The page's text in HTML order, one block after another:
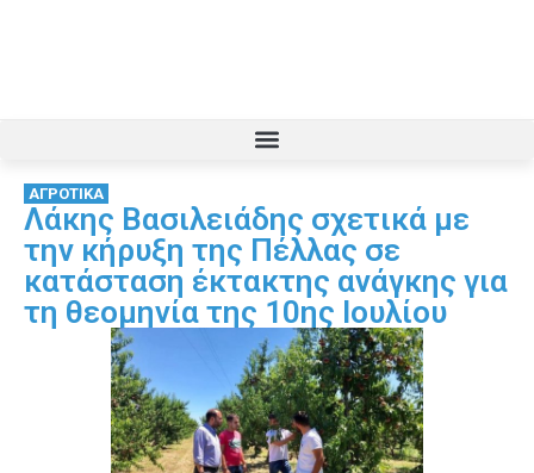
ΑΓΡΟΤΙΚΑ
Λάκης Βασιλειάδης σχετικά με
την κήρυξη της Πέλλας σε
κατάσταση έκτακτης ανάγκης για
τη θεομηνία της 10ης Ιουλίου